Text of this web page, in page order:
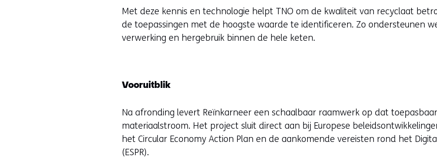
t
n
a
e
a
n
d
Met deze kennis en technologie helpt TNO om de kwaliteit van recyclaat
de toepassingen met de hoogste waarde te identificeren. Zo ondersteunen
verwerking en hergebruik binnen de hele keten.
Vooruitblik
Na afronding levert Reïnkarneer een schaalbaar raamwerk op dat
materiaalstroom. Het project sluit direct aan bij Europese
het Circular Economy Action Plan en de aankomende vereisten rond het
(ESPR).